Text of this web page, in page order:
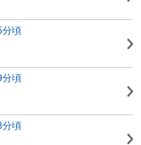
分頃
分頃
分頃